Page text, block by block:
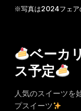
※写真は2024フェア
ベーカ
ス予定
人気のスイーツを
プスイーツ